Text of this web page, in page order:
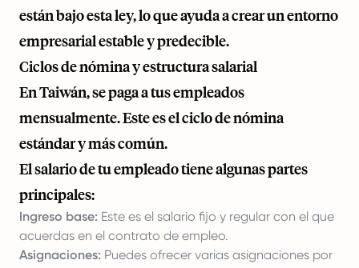
están bajo esta ley, lo que ayuda a crear un entorno
empresarial estable y predecible.
Ciclos de nómina y estructura salarial
En Taiwán, se paga a tus empleados
mensualmente. Este es el ciclo de nómina
estándar y más común.
El salario de tu empleado tiene algunas partes
principales:
Ingreso base: Este es el salario fijo y regular con el que
acuerdas en el contrato de empleo.
Asignaciones: Puedes ofrecer varias asignaciones por